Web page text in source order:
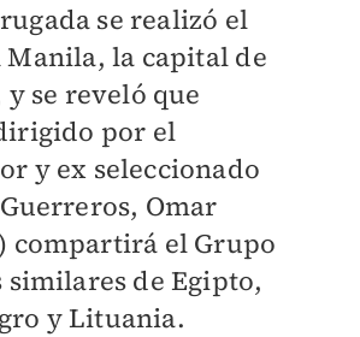
se realizó el
Manila, la capital de
se reveló que
por el
y ex seleccionado
Omar
compartirá el Grupo
similares de Egipto,
y Lituania.